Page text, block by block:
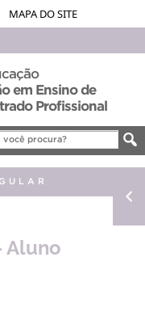
MAPA DO SITE
em Ensino de
Profissional
Aluno